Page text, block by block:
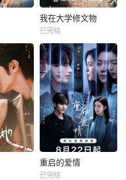
安定
物上钩。叶小唯的
人生始于22岁的盛
夏，终
都市音
剧，以
入
性格迥
联系
了以
首的
，积
传承
文
我在大学修文物
讲述了出身于文物
修复世家、恃才傲
物的毒舌男主，与
性格内向、立志成
为文物修复师的女
主，两人携手继承
中华传统文化，发
扬陶瓷维修技艺的
温情疗愈故事。
我在大学修文物
已完结
重启的爱情
重启的爱情
已完结